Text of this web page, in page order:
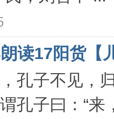
读17阳货【
孔子不见，
孔子曰：“来